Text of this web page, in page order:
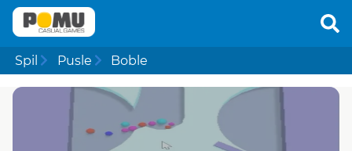
Spil Pusle Boble